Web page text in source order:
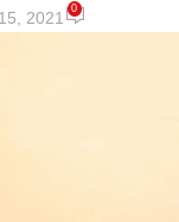
2021 0